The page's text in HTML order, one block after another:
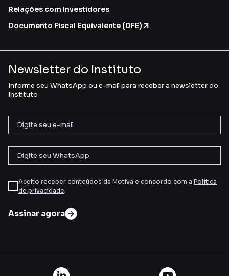
Relações com Investidores
Documento Fiscal Equivalente (DFE)
Newsletter do Instituto
Informe seu WhatsApp ou e-mail para receber a newsletter do
Instituto
Aceito receber conteúdos da Motiva e concordo com a Política
de privacidade
Assinar agora